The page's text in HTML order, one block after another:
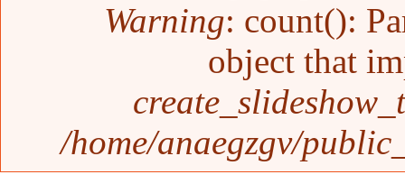
Warning: count():
object that
/home/anaegzgv/